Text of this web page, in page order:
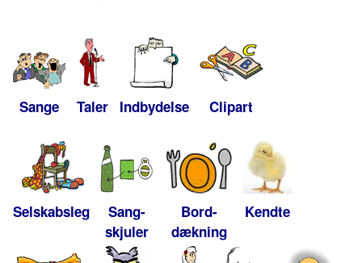
Sange Taler Indbydelse Clipart
Selskabsleg
Sang-
skjuler
Bord-
dækning
Kendte